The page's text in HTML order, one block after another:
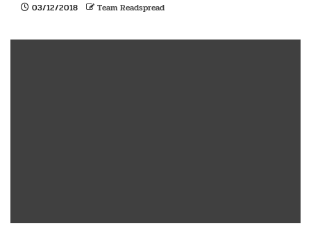
03/12/2018 Team Readspread